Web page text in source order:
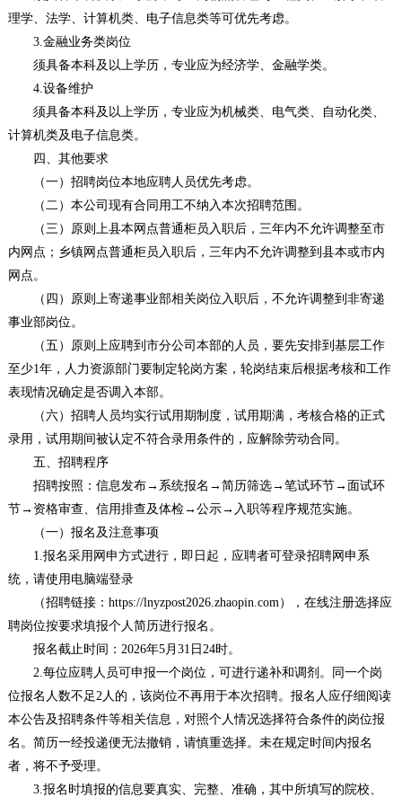
理学、法学、计算机类、电子信息类等可优先考虑。
3.金融业务类岗位
须具备本科及以上学历，专业应为经济学、金融学类。
4.设备维护
须具备本科及以上学历，专业应为机械类、电气类、自动化类、
计算机类及电子信息类。
四、其他要求
（一）招聘岗位本地应聘人员优先考虑。
（二）本公司现有合同用工不纳入本次招聘范围。
（三）原则上县本网点普通柜员入职后，三年内不允许调整至市
内网点；乡镇网点普通柜员入职后，三年内不允许调整到县本或市内
网点。
（四）原则上寄递事业部相关岗位入职后，不允许调整到非寄递
事业部岗位。
（五）原则上应聘到市分公司本部的人员，要先安排到基层工作
至少1年，人力资源部门要制定轮岗方案，轮岗结束后根据考核和工作
表现情况确定是否调入本部。
（六）招聘人员均实行试用期制度，试用期满，考核合格的正式
录用，试用期间被认定不符合录用条件的，应解除劳动合同。
五、招聘程序
招聘按照：信息发布→系统报名→简历筛选→笔试环节→面试环
节→资格审查、信用排查及体检→公示→入职等程序规范实施。
（一）报名及注意事项
1.报名采用网申方式进行，即日起，应聘者可登录招聘网申系
统，请使用电脑端登录
（招聘链接：https://lnyzpost2026.zhaopin.com），在线注册选择应
聘岗位按要求填报个人简历进行报名。
报名截止时间：2026年5月31日24时。
2.每位应聘人员可申报一个岗位，可进行递补和调剂。同一个岗
位报名人数不足2人的，该岗位不再用于本次招聘。报名人应仔细阅读
本公告及招聘条件等相关信息，对照个人情况选择符合条件的岗位报
名。简历一经投递便无法撤销，请慎重选择。未在规定时间内报名
者，将不予受理。
3.报名时填报的信息要真实、完整、准确，其中所填写的院校、